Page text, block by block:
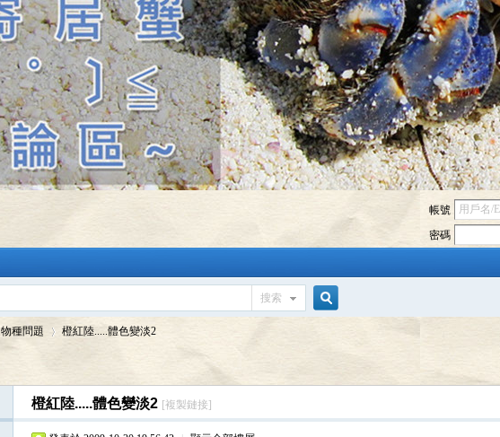
帳號
密碼
搜索
物種問題
›
橙紅陸.....體色變淡2
橙紅陸.....體色變淡2 [複製鏈接]